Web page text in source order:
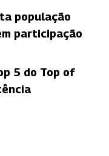
população
participação
5 do Top of